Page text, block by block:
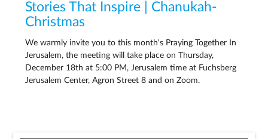
Stories That Inspire | Chanukah-
Christmas
We warmly invite you to this month's Praying Together In
Jerusalem, the meeting will take place on Thursday,
December 18th at 5:00 PM, Jerusalem time at Fuchsberg
Jerusalem Center, Agron Street 8 and on Zoom.